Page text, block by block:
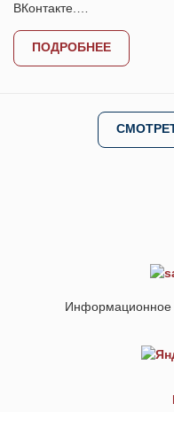
ВКонтакте.…
ПОДРОБНЕЕ
Информационное